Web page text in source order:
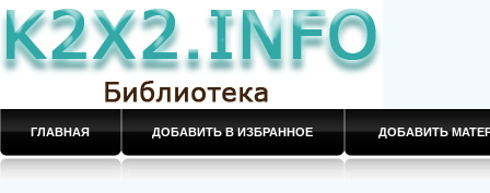
ГЛАВНАЯ ДОБАВИТЬ В ИЗБРАННОЕ ДОБАВИТЬ